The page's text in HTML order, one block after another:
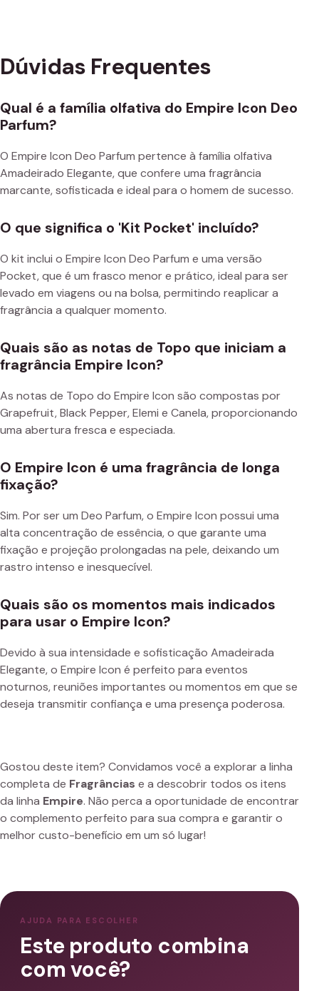
Dúvidas Frequentes
Qual é a família olfativa do Empire Icon Deo
Parfum?
O Empire Icon Deo Parfum pertence à família olfativa
Amadeirado Elegante, que confere uma fragrância
marcante, sofisticada e ideal para o homem de sucesso.
O que significa o 'Kit Pocket' incluído?
O kit inclui o Empire Icon Deo Parfum e uma versão
Pocket, que é um frasco menor e prático, ideal para ser
levado em viagens ou na bolsa, permitindo reaplicar a
fragrância a qualquer momento.
Quais são as notas de Topo que iniciam a
fragrância Empire Icon?
As notas de Topo do Empire Icon são compostas por
Grapefruit, Black Pepper, Elemi e Canela, proporcionando
uma abertura fresca e especiada.
O Empire Icon é uma fragrância de longa
fixação?
Sim. Por ser um Deo Parfum, o Empire Icon possui uma
alta concentração de essência, o que garante uma
fixação e projeção prolongadas na pele, deixando um
rastro intenso e inesquecível.
Quais são os momentos mais indicados
para usar o Empire Icon?
Devido à sua intensidade e sofisticação Amadeirada
Elegante, o Empire Icon é perfeito para eventos
noturnos, reuniões importantes ou momentos em que se
deseja transmitir confiança e uma presença poderosa.
Gostou deste item? Convidamos você a explorar a linha
completa de Fragrâncias e a descobrir todos os itens
da linha Empire. Não perca a oportunidade de encontrar
o complemento perfeito para sua compra e garantir o
melhor custo-benefício em um só lugar!
AJUDA PARA ESCOLHER
Este produto combina
com você?